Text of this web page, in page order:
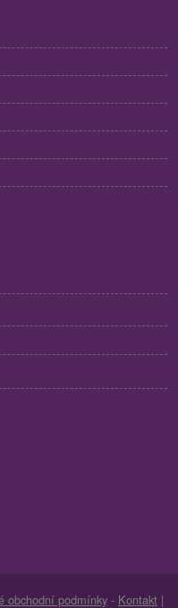
obchodní podmínky - Kontakt |